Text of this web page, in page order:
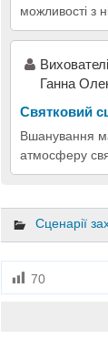
можливості з
Ганна
Святковий
Вшанування
атмосферу
Сценарії
70